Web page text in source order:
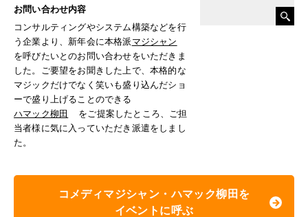
お問い合わせ内容
コンサルティングやシステム構築などを行
う企業より、新年会に本格派 マジシャン
を呼びたいとのお問い合わせをいただきま
した。ご要望をお聞きした上で、本格的な
マジックだけでなく笑いも盛り込んだショ
ーで盛り上げることのできる
ハマック柳田
をご提案したところ、ご担
当者様に気に入っていただき派遣をしまし
た。
コメディマジシャン・ハマック柳田を
イベントに呼ぶ